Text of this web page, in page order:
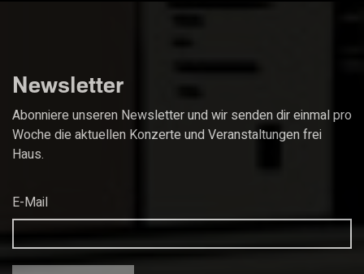
Newsletter
Abonniere unseren Newsletter und wir senden dir einmal pro
Woche die aktuellen Konzerte und Veranstaltungen frei
Haus.
E-Mail